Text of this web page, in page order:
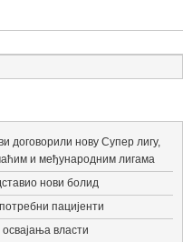
договорили нову Супер лигу,
и међународним лигама
нови болид
пацијенти
освајања власти